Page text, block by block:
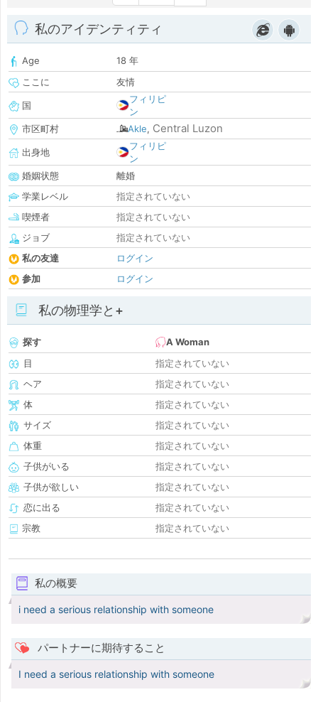
私のアイデンティティ
Age
18 年
ここに
友情
国
フィリピ
ン
市区町村
Akle, Central Luzon
出身地
フィリピ
ン
婚姻状態
離婚
学業レベル
指定されていない
喫煙者
指定されていない
ジョブ
指定されていない
私の友達
ログイン
参加
ログイン
私の物理学と+
探す
A Woman
目
指定されていない
ヘア
指定されていない
体
指定されていない
サイズ
指定されていない
体重
指定されていない
子供がいる
指定されていない
子供が欲しい
指定されていない
恋に出る
指定されていない
宗教
指定されていない
私の概要
i need a serious relationship with someone
パートナーに期待すること
I need a serious relationship with someone